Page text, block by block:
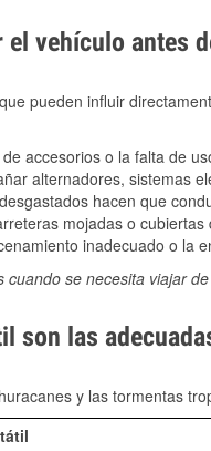
vehículo antes
pueden influir
accesorios o la falta de
alternadores, sistemas
hacen que
mojadas o cubiertas
inadecuado o la
se necesita viajar
son las
y las tormentas